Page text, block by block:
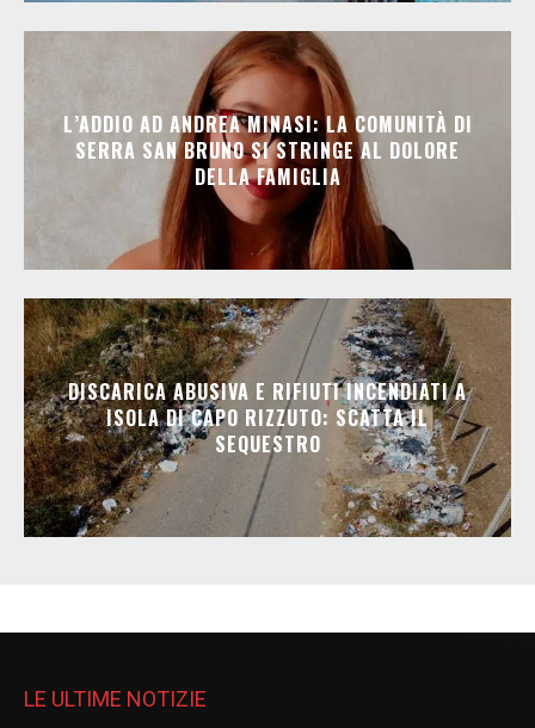
L’ADDIO AD ANDREA MINASI: LA COMUNITÀ DI
SERRA SAN BRUNO SI STRINGE AL DOLORE
DELLA FAMIGLIA
DISCARICA ABUSIVA E RIFIUTI INCENDIATI A
ISOLA DI CAPO RIZZUTO: SCATTA IL
SEQUESTRO
LE ULTIME NOTIZIE